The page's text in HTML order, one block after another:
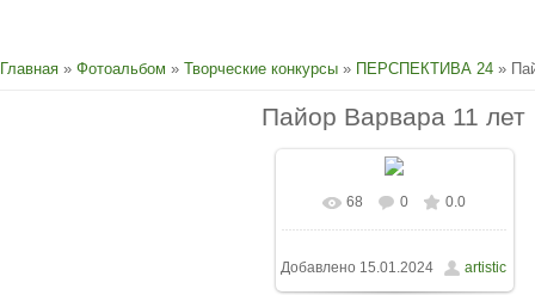
Главная » Фотоальбом » Творческие конкурсы » ПЕРСПЕКТИВА 24 »
Пайор Варвара 11 лет
68 0 0.0
Добавлено 15.01.2024 artistic